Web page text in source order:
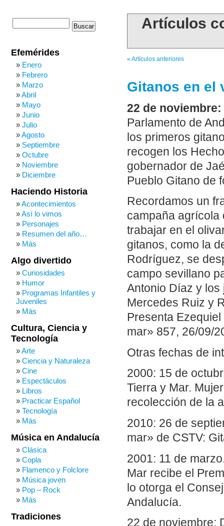
Artículos
« Artículos anteriores
Gitanos en el
22 de
Parlamento de
los primeros
recogen los
gobernador de
Pueblo Gitano de
Recordamos un
campaña agrícola
trabajar en el
gitanos, como la
Rodríguez, se
campo sevillano
Antonio Díaz y
Mercedes Ruiz y
Presenta
mar» 857, 26/09/
Otras fechas de
2000: 15 de
Tierra y Mar.
recolección de la
2010: 26 de
mar» de CSTV:
2001: 11 de
Mar recibe el
lo otorga el
Andalucía.
22 de noviembre:
Efemérides
Enero
Febrero
Marzo
Abril
Mayo
Junio
Julio
Agosto
Septiembre
Octubre
Noviembre
Diciembre
Haciendo Historia
Acontecimientos
Así lo vimos
Personajes
Resumen del año…
Más
Algo divertido
Curiosidades
Humor
Programas Infantiles y
Juveniles
Más
Cultura, Ciencia y
Tecnología
Arte
Ciencia y Naturaleza
Cine
Espectáculos
Libros
Practicar Español
Tecnología
Más
Música en Andalucía
Clásica
Copla
Flamenco y Folclore
Música joven
Pop – Rock
Más
Tradiciones